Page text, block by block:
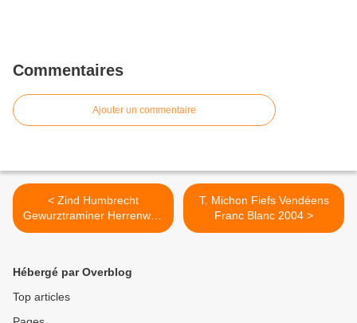
Commentaires
Ajouter un commentaire
< Zind Humbrecht
Gewurztraminer Herrenweg
2005
T. Michon Fiefs Vendéens
Franc Blanc 2004 >
Hébergé par Overblog
Top articles